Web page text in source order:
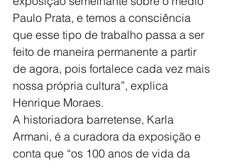
Paulo Prata, e temos a consciência
que esse tipo de trabalho passa a ser
feito de maneira permanente a partir
de agora, pois fortalece cada vez mais
nossa própria cultura”, explica
Henrique Moraes.
A historiadora barretense, Karla
Armani, é a curadora da exposição e
conta que “os 100 anos de vida da